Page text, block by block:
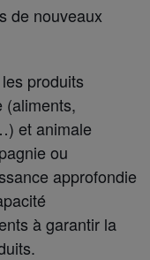
de nouveaux
produits
(aliments,
et animale
ou
approfondie
à garantir la